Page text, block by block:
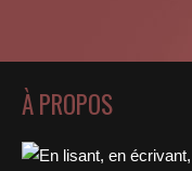
À PROPOS